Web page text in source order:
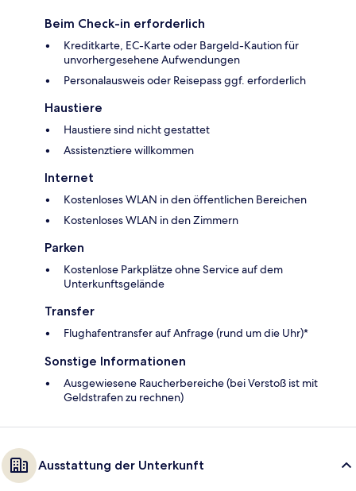
Beim Check-in erforderlich
Kreditkarte, EC-Karte oder Bargeld-Kaution für
unvorhergesehene Aufwendungen
Personalausweis oder Reisepass ggf. erforderlich
Haustiere
Haustiere sind nicht gestattet
Assistenztiere willkommen
Internet
Kostenloses WLAN in den öffentlichen Bereichen
Kostenloses WLAN in den Zimmern
Parken
Kostenlose Parkplätze ohne Service auf dem
Unterkunftsgelände
Transfer
Flughafentransfer auf Anfrage (rund um die Uhr)*
Sonstige Informationen
Ausgewiesene Raucherbereiche (bei Verstoß ist mit
Geldstrafen zu rechnen)
Ausstattung der Unterkunft